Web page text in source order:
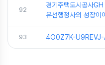
92
경기주택도시공사
유선행정사의 성장이
93 4O0Z7K-